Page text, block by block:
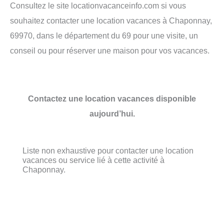
Consultez le site locationvacanceinfo.com si vous
souhaitez contacter une location vacances à Chaponnay,
69970, dans le département du 69 pour une visite, un
conseil ou pour réserver une maison pour vos vacances.
Contactez une location vacances disponible
aujourd’hui.
Liste non exhaustive pour contacter une location
vacances ou service lié à cette activité à
Chaponnay.